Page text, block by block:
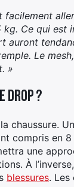
facilement
Ce qui est
auront
Le
»
drop ?
chaussure.
compris en
une
À
blessures.